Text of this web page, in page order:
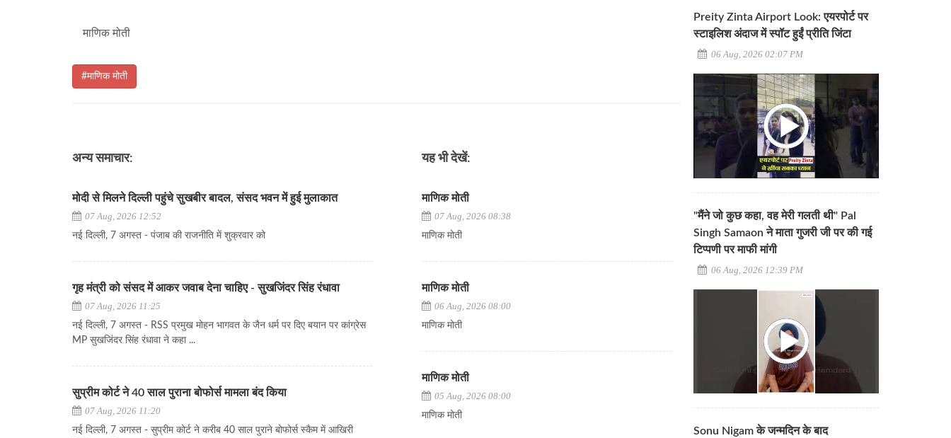
माणिक मोती
#माणिक मोती
अन्य समाचार:
मोदी से मिलने दिल्ली पहुंचे सुखबीर बादल, संसद भवन में हुई मुलाकात
07 Aug, 2026 12:52
नई दिल्ली, 7 अगस्त - पंजाब की राजनीति में शुक्रवार को
गृह मंत्री को संसद में आकर जवाब देना चाहिए - सुखजिंदर सिंह रंधावा
07 Aug, 2026 11:25
नई दिल्ली, 7 अगस्त - RSS प्रमुख मोहन भागवत के जैन धर्म पर दिए बयान पर कांग्रेस
MP सुखजिंदर सिंह रंधावा ने कहा ...
सुप्रीम कोर्ट ने 40 साल पुराना बोफोर्स मामला बंद किया
07 Aug, 2026 11:20
नई दिल्ली, 7 अगस्त - सुप्रीम कोर्ट ने करीब 40 साल पुराने बोफोर्स स्कैम में आखिरी
यह भी देखें:
माणिक मोती
07 Aug, 2026 08:38
माणिक मोती
माणिक मोती
06 Aug, 2026 08:00
माणिक मोती
माणिक मोती
05 Aug, 2026 08:00
माणिक मोती
Preity Zinta Airport Look: एयरपोर्ट पर
स्टाइलिश अंदाज में स्पॉट हुईं प्रीति जिंटा
06 Aug, 2026 02:07 PM
"मैंने जो कुछ कहा, वह मेरी गलती थी" Pal
Singh Samaon ने माता गुजरी जी पर की गई
टिप्पणी पर माफी मांगी
06 Aug, 2026 12:39 PM
Sonu Nigam के जन्मदिन के बाद